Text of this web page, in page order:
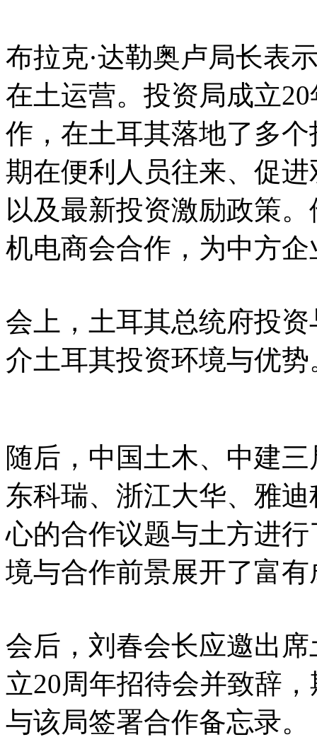
布拉克·达勒奥卢局长表
在土运营。投资局成立
作，在土耳其落地了多
期在便利人员往来、促
以及最新投资激励政策
机电商会合作，为中方
会上，土耳其总统府投
介土耳其投资环境与优势
随后，中国土木、中建
东科瑞、浙江大华、雅
心的合作议题与土方进
境与合作前景展开了富
会后，刘春会长应邀出
立20周年招待会并致辞
与该局签署合作备忘录。